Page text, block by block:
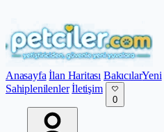
Anasayfa İlan Haritası BakıcılarYeni
Sahiplenilenler İletişim
0